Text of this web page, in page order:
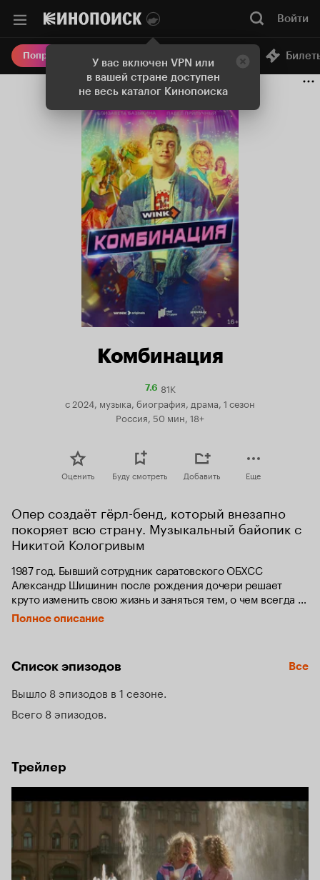
У вас включен VPN или
в вашей стране доступен
не весь каталог Кинопоиска
Войти
Попробовать Плюс Онлайн-кинотеатр
Комбинация
7.6Рейтинг
Кинопоиска
7.6
81K
с 2024, музыка, биография, драма, 1 сезон
Россия, 50 мин, 18+
Оценить Буду смотреть Добавить Еще
Опер создаёт гёрл-бенд, который внезапно
покоряет всю страну. Музыкальный байопик с
Никитой Кологривым
1987 год. Бывший сотрудник саратовского ОБХСС
Александр Шишинин после рождения дочери решает
круто изменить свою жизнь и заняться тем, о чем всегда
мечтал, — продюсировать музыкальную группу.
Он знакомится с талантливым композитором Виталием
и собирают первую в СССР женскую группу.
Полное описание
Список эпизодов Все
Вышло 8 эпизодов в 1 сезоне
Всего 8 эпизодов
Трейлер